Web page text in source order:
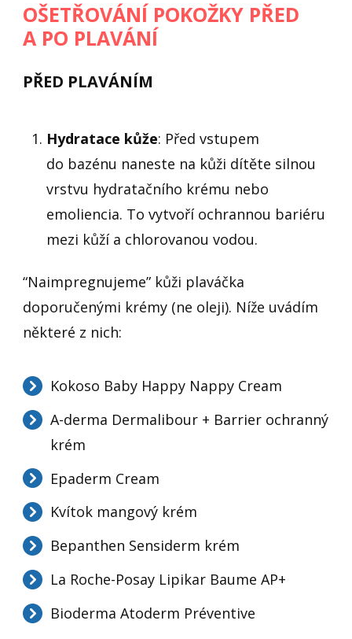
OŠETŘOVÁNÍ POKOŽKY PŘED
A PO PLAVÁNÍ
PŘED PLAVÁNÍM
Hydratace kůže: Před vstupem
do bazénu naneste na kůži dítěte silnou
vrstvu hydratačního krému nebo
emoliencia. To vytvoří ochrannou bariéru
mezi kůží a chlorovanou vodou.
“Naimpregnujeme” kůži plaváčka
doporučenými krémy (ne oleji). Níže uvádím
některé z nich:
Kokoso Baby Happy Nappy Cream
A-derma Dermalibour + Barrier ochranný
krém
Epaderm Cream
Kvítok mangový krém
Bepanthen Sensiderm krém
La Roche-Posay Lipikar Baume AP+
Bioderma Atoderm Préventive